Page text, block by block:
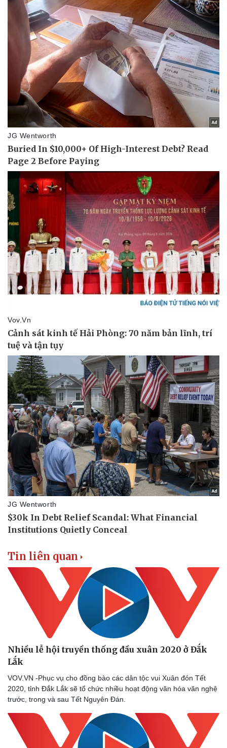
Thể thao
Bóng đá
Lịch thi đấu bóng đá
Thế giới thể thao
Hậu trường
Ô tô - Xe máy
Xe máy
Tư vấn
Tin liên quan
Nhiều lễ hội truyền thống đầu xuân 2020 ở Đắk
Lắk
VOV.VN -Phục vụ cho đồng bào các dân tộc vui Xuân đón Tết
2020, tỉnh Đắk Lắk sẽ tổ chức nhiều hoạt động văn hóa văn nghệ
trước, trong và sau Tết Nguyên Đán.